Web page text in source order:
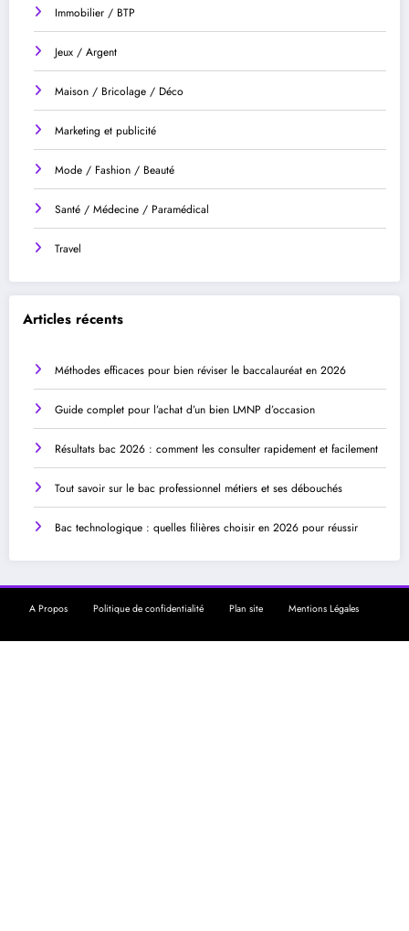
Immobilier / BTP
Jeux / Argent
Maison / Bricolage / Déco
Marketing et publicité
Mode / Fashion / Beauté
Santé / Médecine / Paramédical
Travel
Articles récents
Méthodes efficaces pour bien réviser le baccalauréat en 2026
Guide complet pour l’achat d’un bien LMNP d’occasion
Résultats bac 2026 : comment les consulter rapidement et facilement
Tout savoir sur le bac professionnel métiers et ses débouchés
Bac technologique : quelles filières choisir en 2026 pour réussir
A Propos Politique de confidentialité Plan site Mentions Légales